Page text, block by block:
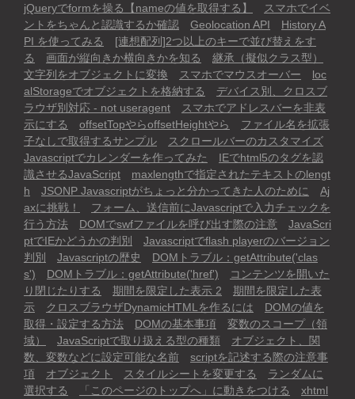
jQueryでformを操る【nameの値を取得する】
スマホでイベ
ントをちゃんと認識するか確認
Geolocation API
History A
PI を使ってみる
[連想配列]2つ以上のキーで並び替えをす
る
画面が縦向きか横向きかを知る
継承（擬似クラス型）
文字列をオブジェクトに変換
スマホでマウスオーバー
loc
alStorageでオブジェクトを格納する
デバイス別、クロスブ
ラウザ別対応 - not useragent
スマホでアドレスバーを非表
示にする
offsetTopやらoffsetHeightやら
ファイル名を拡張
子なしで取得するサンプル
スクロールバーのカスタマイズ
Javascriptでカレンダーを作ってみた
IEでhtml5のタグを認
識させるJavaScript
maxlengthで指定されたテキストのlengt
h
JSONP Javascriptがちょっと分かってきた人のために
Aj
axに挑戦！
フォーム、送信前にJavascriptで入力チェックを
行う方法
DOMでswfファイルを呼び出す際の注意
JavaScri
ptでIEかどうかの判別
Javascriptでflash playerのバージョン
判別
Javascriptの歴史
DOMトラブル：getAttribute('clas
s')
DOMトラブル：getAttribute('href')
コンテンツを開いた
り閉じたりする
期間を限定した表示 2
期間を限定した表
示
クロスブラウザDynamicHTMLを作るには
DOMの値を
取得・設定する方法
DOMの基本事項
変数のスコープ（領
域）
JavaScriptで取り扱える型の種類
オブジェクト、関
数、変数などに設定可能な名前
scriptを記述する際の注意事
項
オブジェクト スタイルシートを変更する
ランダムに
選択する
「このページのトップへ」に動きをつける
xhtml